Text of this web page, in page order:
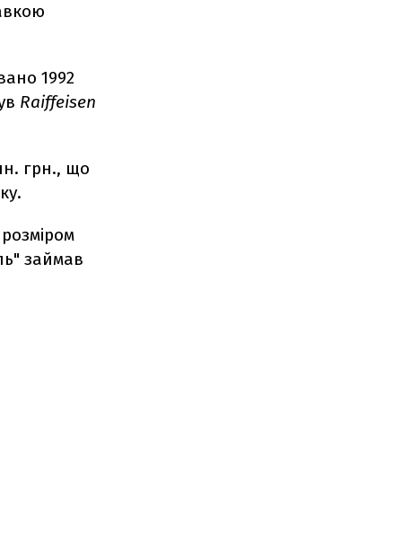
1992
Raiffeisen
грн., що
займав